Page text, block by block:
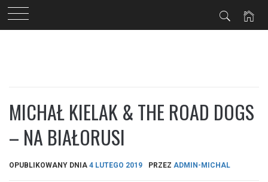
MICHAŁ KIELAK & THE ROAD DOGS
– NA BIAŁORUSI
OPUBLIKOWANY DNIA 4 LUTEGO 2019 PRZEZ ADMIN-MICHAL